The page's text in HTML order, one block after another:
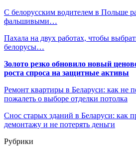
С белорусским водителем в Польше
фальшивыми…
Пахала на двух работах, чтобы
белорусы…
Золото резко обновило новый
роста спроса на защитные активы
Ремонт квартиры в Беларуси: как не
пожалеть о выборе отделки потолка
Снос старых зданий в Беларуси: как
демонтажу и не потерять деньги
Рубрики